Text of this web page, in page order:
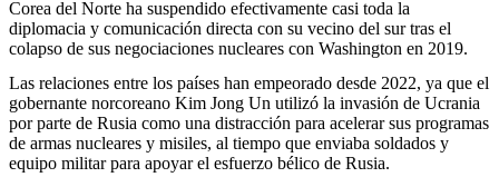
Corea del Norte ha suspendido efectivamente casi toda la
diplomacia y comunicación directa con su vecino del sur tras el
colapso de sus negociaciones nucleares con Washington en 2019.
Las relaciones entre los países han empeorado desde 2022, ya que el
gobernante norcoreano Kim Jong Un utilizó la invasión de Ucrania
por parte de Rusia como una distracción para acelerar sus programas
de armas nucleares y misiles, al tiempo que enviaba soldados y
equipo militar para apoyar el esfuerzo bélico de Rusia.